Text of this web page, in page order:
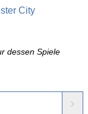
City
dessen Spiele